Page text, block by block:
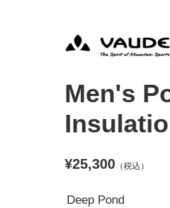
Men's
¥25,300 （税込）
Deep Pond